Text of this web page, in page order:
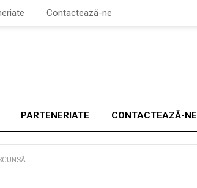
Contactează-ne
PARTENERIATE CONTACTEAZĂ-NE